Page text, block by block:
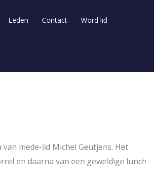
Leden Contact Word lid
mede-lid Michel Geutjens. Het
en daarna van een geweldige lunch